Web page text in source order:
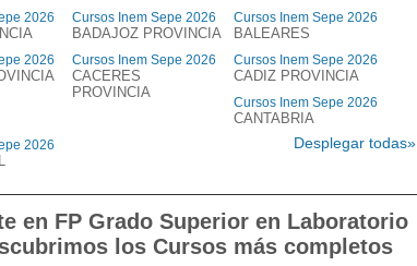
2026 Cursos Inem Sepe 2026
BADAJOZ PROVINCIA
Cursos Inem Sepe 2026
BALEARES
2026 Cursos Inem Sepe 2026
CACERES
PROVINCIA
Cursos Inem Sepe 2026
CADIZ PROVINCIA
Cursos Inem Sepe 2026
CANTABRIA
2026 Desplegar todas»
en FP Grado Superior en Laboratorio
los Cursos más completos